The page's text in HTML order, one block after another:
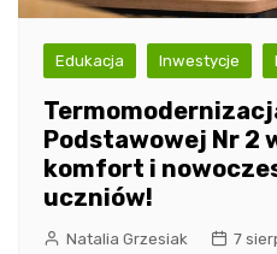
Edukacja Inwestycje
Podstawowej Nr 2
komfort i
uczniów!
Natalia Grzesiak 7